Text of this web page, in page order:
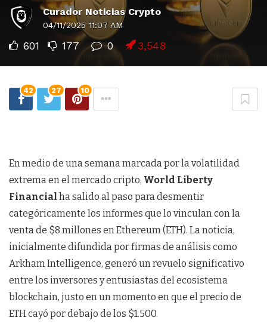
Curador Noticias Crypto
04/11/2025 11:07 AM
601 177 0 3,548
42 27 10
En medio de una semana marcada por la volatilidad
extrema en el mercado cripto, World Liberty
Financial ha salido al paso para desmentir
categóricamente los informes que lo vinculan con la
venta de $8 millones en Ethereum (ETH). La noticia,
inicialmente difundida por firmas de análisis como
Arkham Intelligence, generó un revuelo significativo
entre los inversores y entusiastas del ecosistema
blockchain, justo en un momento en que el precio de
ETH cayó por debajo de los $1.500.